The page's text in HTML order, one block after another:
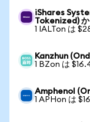
iShares
Tokenized) か
1 IALTon は
Kanzhun
1 BZon は
Amphenol
1 APHon は